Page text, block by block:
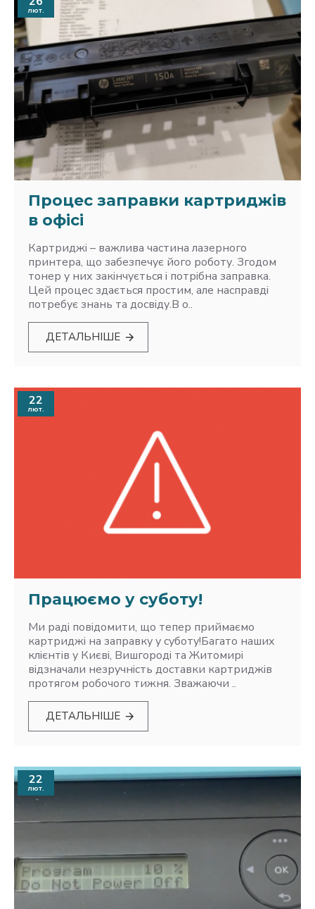
лют.
Процес заправки картриджів
в офісі
Картриджі – важлива частина лазерного
принтера, що забезпечує його роботу. Згодом
тонер у них закінчується і потрібна заправка.
Цей процес здається простим, але насправді
потребує знань та досвіду.В о..
ДЕТАЛЬНІШЕ
22
лют.
Працюємо у суботу!
Ми раді повідомити, що тепер приймаємо
картриджі на заправку у суботу!Багато наших
клієнтів у Києві, Вишгороді та Житомирі
відзначали незручність доставки картриджів
протягом робочого тижня. Зважаючи ..
ДЕТАЛЬНІШЕ
22
лют.